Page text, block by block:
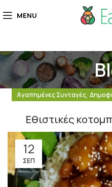
MENU
Αγαπημένες Συνταγές,
Εθιστικές
12
ΣΕΠ